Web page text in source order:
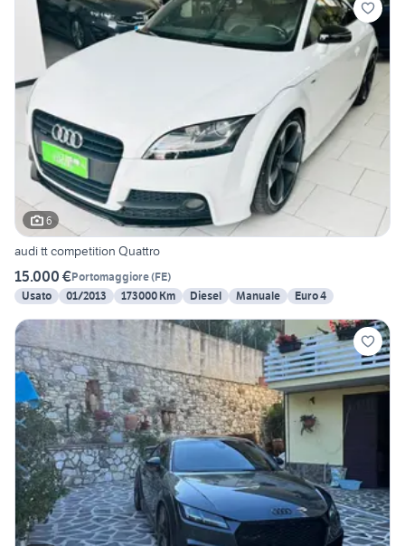
6
audi tt competition Quattro
15.000 €Portomaggiore(FE)
Usato
01/2013 173000 Km Diesel Manuale Euro 4